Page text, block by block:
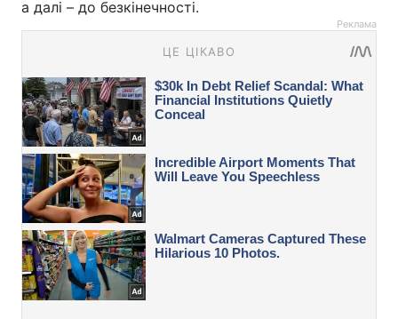
а далі – до безкінечності.
Реклама